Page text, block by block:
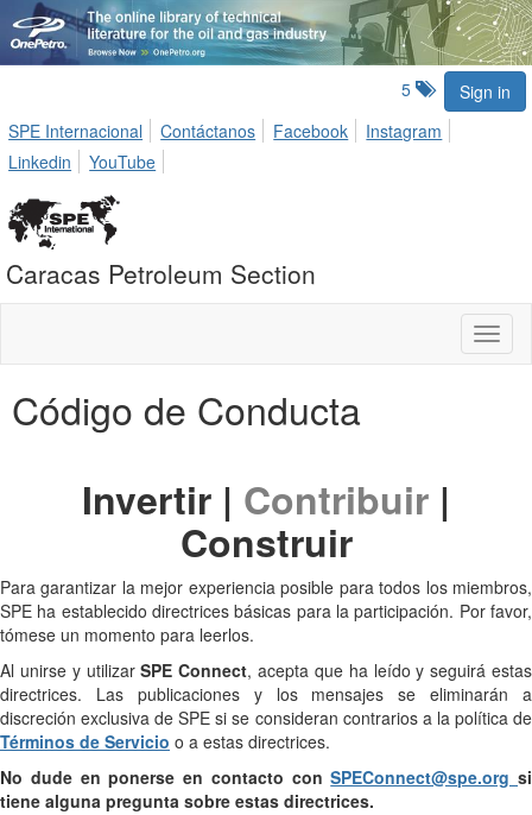
Sign in
5
SPE Internacional
Contáctanos Facebook
Instagram
Linkedin
YouTube
Caracas Petroleum Section
Código de Conducta
Invertir | Contribuir |
Construir
Para garantizar la mejor experiencia posible para todos los miembros,
SPE ha establecido directrices básicas para la participación. Por favor,
tómese un momento para leerlos.
Al unirse y utilizarSPE Connect, acepta que ha leído y seguirá estas
directrices. Las publicaciones y los mensajes se eliminarán a
discreción exclusiva de SPE si se consideran contrarios a la política de
Términos de Servicio o a estas directrices.
No dude en ponerse en contacto conSPEConnect@spe.org si
tiene alguna pregunta sobre estas directrices.